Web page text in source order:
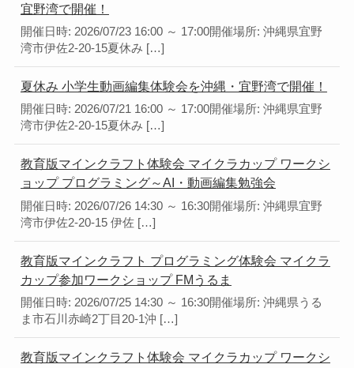
宜野湾で開催！
開催日時: 2026/07/23 16:00 ～ 17:00開催場所: 沖縄県宜野
湾市伊佐2-20-15夏休み […]
夏休み 小学生動画編集体験会を沖縄・宜野湾で開催！
開催日時: 2026/07/21 16:00 ～ 17:00開催場所: 沖縄県宜野
湾市伊佐2-20-15夏休み […]
教育版マインクラフト体験会 マイクラカップ ワークシ
ョップ プログラミング～AI・動画編集勉強会
開催日時: 2026/07/26 14:30 ～ 16:30開催場所: 沖縄県宜野
湾市伊佐2-20-15 伊佐 […]
教育版マインクラフト プログラミング体験会 マイクラ
カップ参加ワークショップ FMうるま
開催日時: 2026/07/25 14:30 ～ 16:30開催場所: 沖縄県うる
ま市石川赤崎2丁目20-1沖 […]
教育版マインクラフト体験会 マイクラカップ ワークシ